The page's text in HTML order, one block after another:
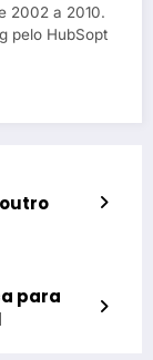
2002 a 2010.
pelo HubSopt
outro
para